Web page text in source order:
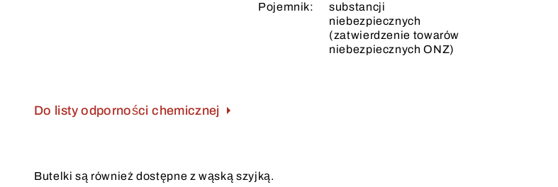
Pojemnik:
substancji
niebezpiecznych
(zatwierdzenie towarów
niebezpiecznych ONZ)
Do listy odporności chemicznej
Butelki są również dostępne z wąską szyjką.